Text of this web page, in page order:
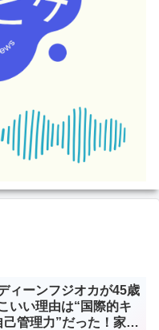
ィーンフジオカが45歳
いい理由は“国際的キ
己管理力”だった！家